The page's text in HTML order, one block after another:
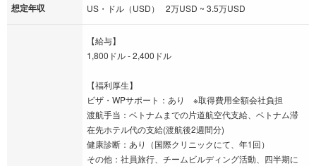
想定年収 US・ドル（USD） 2万USD ~ 3.5万USD
【給与】
1,800ドル - 2,400ドル
【福利厚生】
ビザ・WPサポート：あり ※取得費用全額会社負担
渡航手当：ベトナムまでの片道航空代支給、ベトナム滞
在先ホテル代の支給(渡航後2週間分)
健康診断：あり（国際クリニックにて、年1回）
その他：社員旅行、チームビルディング活動、四半期に